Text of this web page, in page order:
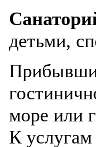
детьми,
море или
К